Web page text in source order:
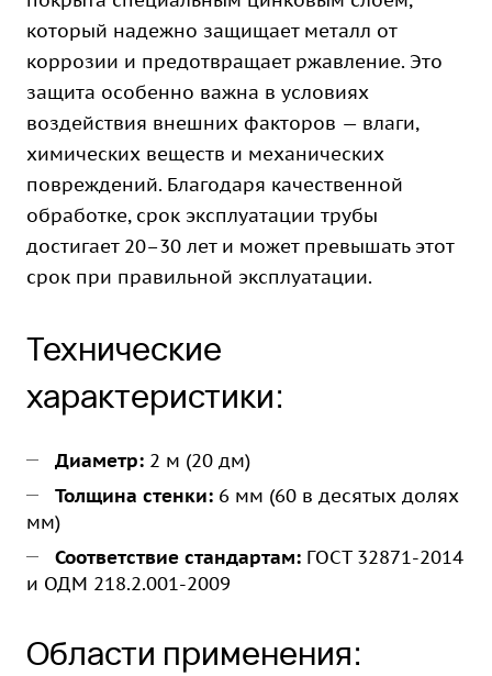
который надежно защищает металл от
коррозии и предотвращает ржавление. Это
защита особенно важна в условиях
воздействия внешних факторов — влаги,
химических веществ и механических
повреждений. Благодаря качественной
обработке, срок эксплуатации трубы
достигает 20–30 лет и может превышать этот
срок при правильной эксплуатации.
Технические
характеристики:
Диаметр: 2 м (20 дм)
Толщина стенки: 6 мм (60 в десятых долях
мм)
Соответствие стандартам: ГОСТ 32871-2014
и ОДМ 218.2.001-2009
Области применения: